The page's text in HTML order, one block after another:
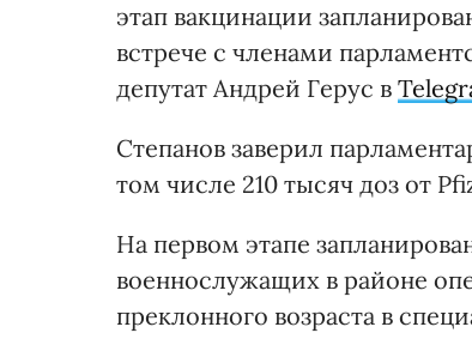
этап вакцинации
встрече с членами
депутат Андрей Герус в
Степанов заверил
том числе 210 тысяч доз от
На первом этапе
военнослужащих в районе
преклонного возраста в